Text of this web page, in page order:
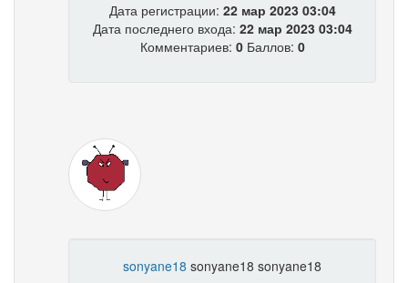
Дата регистрации: 22 мар 2023 03:04
Дата последнего входа: 22 мар 2023 03:04
Комментариев: 0Баллов: 0
sonyane18 sonyane18 sonyane18